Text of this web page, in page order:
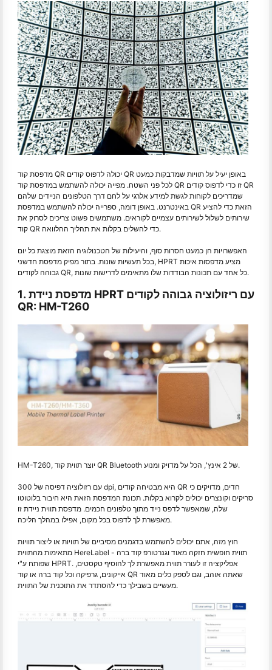
מדפסת קוד QR יכולה לדפוס קודים QR באופן יעיל על תוויות שמדבקות כמעט
לכל פני השטח. מפייה יכולה להשתמש במדפסת קוד QR זו כדי לדפוס קודים QR
שמדריכים לקוחות לגשת למידע אלרגי על לחם דרך הטלפונים הניידים שלהם
באינטרנט. באופן דומה, ספרייה יכולה להשתמש במדפסת QR הזאת כדי להציע
שירותים לשלול לשירותים עצמיים לקוראים. משתמשים פשוט צריכים לסרוק את
קוד QR כדי להשלים בקלות את תהליך ההלוואה.
האפשרויות הן כמעט חסרות סוף, והיעילות של הטכנולוגיה הזאת מוצגת כל יום
בכל תעשיות שונות. בתור מפיק מדפסת חדשני, HPRT מציע מדפסות איכות
גבוהה לקודים QR, כל אחד עם תכונות הבודדות שלו מתאימים לדרישות שונות.
1. מדפסת ניידת HPRT עם ריזולוציה גבוהה לקודים
QR: HM-T260
HM-T260, יוצר תווית קוד QR Bluetooth של 2 אינץ', הכל על מדויק ומנוע.
עם רזולוציה דפיסה של 300 dpi, היא מבטיחה קודים QR חדים, מדויקים כי
סריקים וקונצרים יכולים לקרוא בקלות. תכונת המדפסת הזאת היא חיבור בלוטוטו
שלה, שמאפשר לדפס נייד מתוך טלפונים חכמים. מדפסת תווית ניידת זו
מאפשרת לך לדפוס בכל מקום, אפילו במהלך הליכה.
חוץ מזה, אתם יכולים להשתמש בדגמנים מסיביים של תוויות או ליצור תוויות
מתאימות מהתווית HereLabel - תווית חופשית חזקה מאוד וגנרטורפ קוד ברה
שפותח ע"י HPRT. אפליקציה זו לעורר תווית מאפשרת לך להוסיף טקסטים,
אייקונים, גרפיקה וכל קוד ברה או קוד QR שאתה אוהב, וגם לספק כלים מאוד
מעשיים בשבילך כדי להסתדר את התוכנית של התווית.